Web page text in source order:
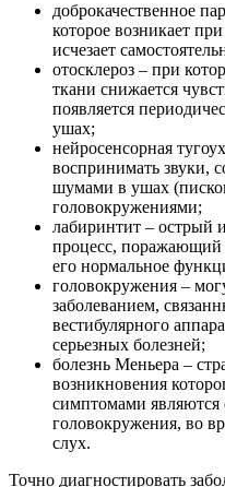
доброкачественное
которое возникает
исчезает
отосклероз – при
ткани снижается
появляется
ушах;
нейросенсорная
воспринимать звуки,
шумами в ушах
головокружениями;
лабиринтит – острый
процесс,
его нормальное
головокружения –
заболеванием,
вестибулярного
серьезных болезней;
болезнь Меньера –
возникновения
симптомами
головокружения, во
слух.
Точно диагностировать